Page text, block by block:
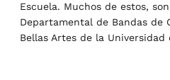
Escuela. Muchos de estos,
Departamental de Bandas de
Bellas Artes de la Universidad